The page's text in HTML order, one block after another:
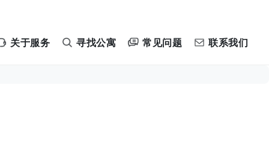
关于服务 寻找公寓 常见问题 联系我们